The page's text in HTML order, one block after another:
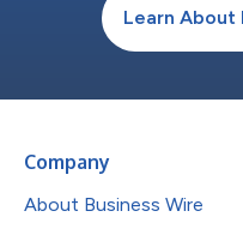
Learn About
Company
About Business Wire